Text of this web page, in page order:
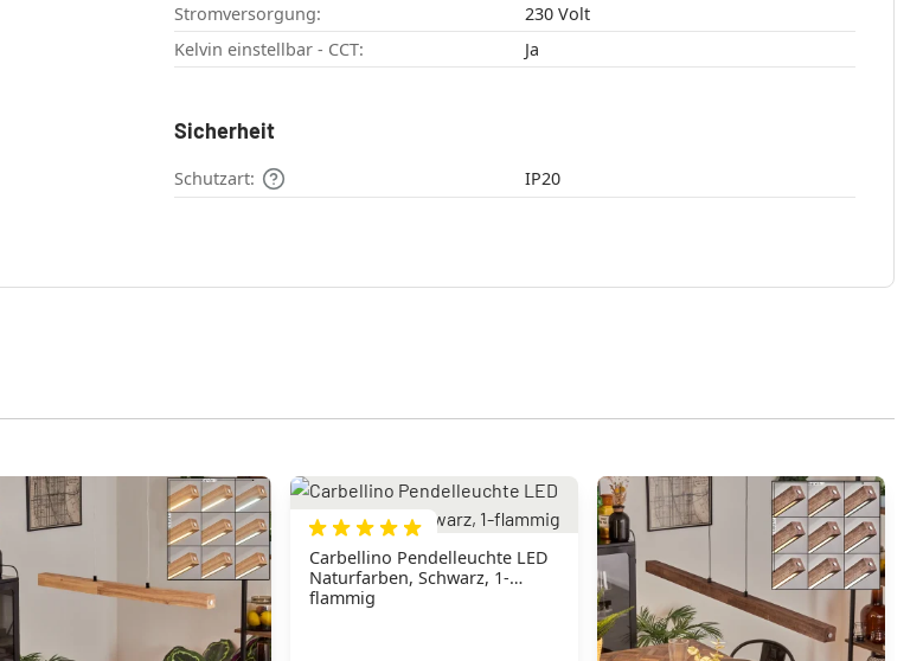
Stromversorgung:
230 Volt
Kelvin einstellbar - CCT:
Ja
Sicherheit
Schutzart: IP20
Carbellino Pendelleuchte LED
Naturfarben, Schwarz, 1-
flammig